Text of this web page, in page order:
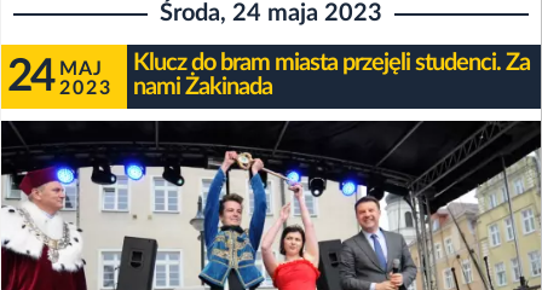
Środa, 24 maja 2023
24 MAJ
2023
Klucz do bram miasta przejęli studenci. Za
nami Żakinada